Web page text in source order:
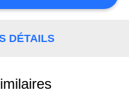
DÉTAILS